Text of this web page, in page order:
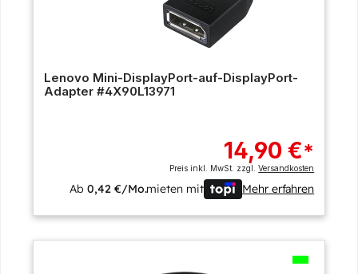
Lenovo Mini-DisplayPort-auf-DisplayPort-
Adapter #4X90L13971
14,90 €*
Preis inkl. MwSt. zzgl.Versandkosten
Ab0,42 €/Mo.mieten mit Mehr erfahren